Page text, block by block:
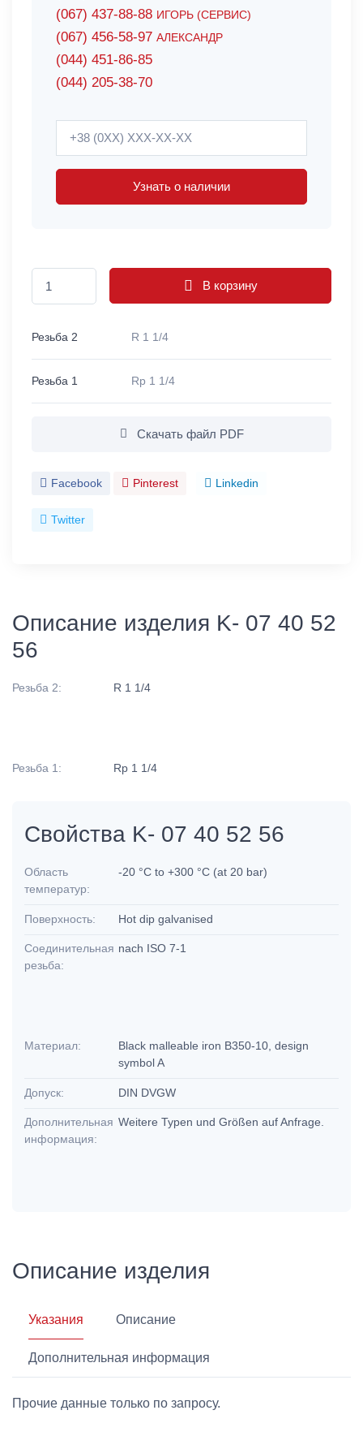
(067) 437-88-88 ИГОРЬ (СЕРВИС)
(067) 456-58-97 АЛЕКСАНДР
(044) 451-86-85
(044) 205-38-70
Узнать о наличии
В корзину
Резьба 2 R 1 1/4
Резьба 1 Rp 1 1/4
Скачать файл PDF
Facebook Pinterest Linkedin
Twitter
Описание изделия K- 07 40 52
56
Резьба 2: R 1 1/4
Резьба 1: Rp 1 1/4
Свойства K- 07 40 52 56
Область
температур:
-20 °C to +300 °C (at 20 bar)
Поверхность: Hot dip galvanised
Соединительная
резьба:
nach ISO 7-1
Материал:
Black malleable iron B350-10, design
symbol A
Допуск: DIN DVGW
Дополнительная
информация:
Weitere Typen und Größen auf Anfrage.
Описание изделия
Указания Описание
Дополнительная информация
Прочие данные только по запросу.